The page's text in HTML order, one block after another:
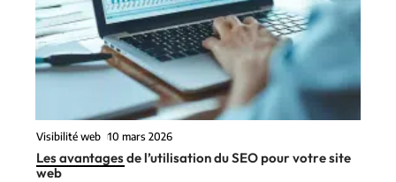
Visibilité web 10 mars 2026
Les avantages de l’utilisation du SEO pour votre site
web